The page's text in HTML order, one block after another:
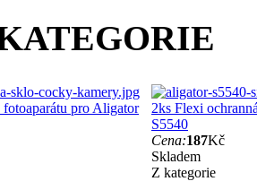
pro Aligator
2ks Flexi
S5540
Cena:187Kč
Skladem
Z kategorie